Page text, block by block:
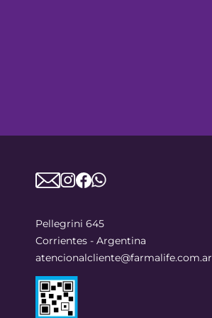
Pellegrini 645
Corrientes - Argentina
atencionalcliente@farmalife.com.ar